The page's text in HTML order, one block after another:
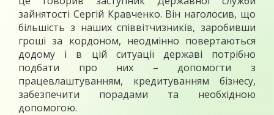
зайнятості Сергій Кравченко. Він наголосив, що
більшість з наших співвітчизників, заробивши
гроші за кордоном, неодмінно повертаються
додому і в цій ситуації державі потрібно
подбати про них – допомогти з
працевлаштуванням, кредитуванням бізнесу,
забезпечити порадами та необхідною
допомогою.